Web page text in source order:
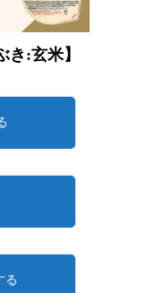
き:玄米】
る